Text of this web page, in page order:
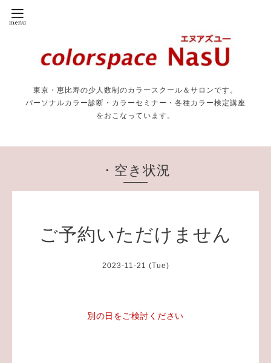
東京・恵比寿の少人数制のカラースクール＆サロンです。
パーソナルカラー診断・カラーセミナー・各種カラー検定講座
をおこなっています。
・空き状況
ご予約いただけません
2023-11-21 (Tue)
別の日をご検討ください